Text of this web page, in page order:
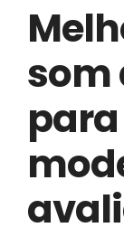
para